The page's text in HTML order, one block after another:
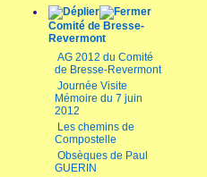
Comité de Bresse-
Revermont
AG 2012 du Comité
de Bresse-Revermont
Journée Visite
Mémoire du 7 juin
2012
Les chemins de
Compostelle
Obsèques de Paul
GUERIN